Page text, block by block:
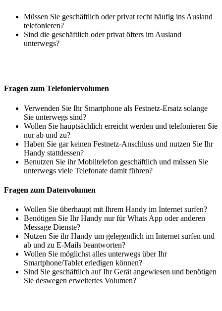
Müssen Sie geschäftlich oder privat recht häufig ins Ausland
telefonieren?
Sind die geschäftlich oder privat öfters im Ausland
unterwegs?
Fragen zum Telefoniervolumen
Verwenden Sie Ihr Smartphone als Festnetz-Ersatz solange
Sie unterwegs sind?
Wollen Sie hauptsächlich erreicht werden und telefonieren Sie
nur ab und zu?
Haben Sie gar keinen Festnetz-Anschluss und nutzen Sie Ihr
Handy stattdessen?
Benutzen Sie ihr Mobiltelefon geschäftlich und müssen Sie
unterwegs viele Telefonate damit führen?
Fragen zum Datenvolumen
Wollen Sie überhaupt mit Ihrem Handy im Internet surfen?
Benötigen Sie Ihr Handy nur für Whats App oder anderen
Message Dienste?
Nutzen Sie ihr Handy um gelegentlich im Internet surfen und
ab und zu E-Mails beantworten?
Wollen Sie möglichst alles unterwegs über Ihr
Smartphone/Tablet erledigen können?
Sind Sie geschäftlich auf Ihr Gerät angewiesen und benötigen
Sie deswegen erweitertes Volumen?